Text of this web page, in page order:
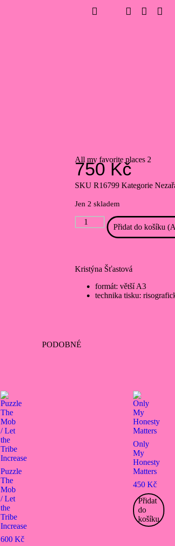
All my favorite places 2
750Kč
SKUR16799Kategorie
Jen 2 skladem
Přidat do košíku
Kristýna Šťastová
formát: větší A3
technika tisku:
PODOBNÉ
Puzzle
The
Mob
/ Let
the
Tribe
Increase
600 Kč
Only
My
Honesty
Matters
450Kč
Přidat
do
košíku